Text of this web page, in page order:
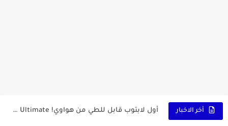
أخر الاخبار